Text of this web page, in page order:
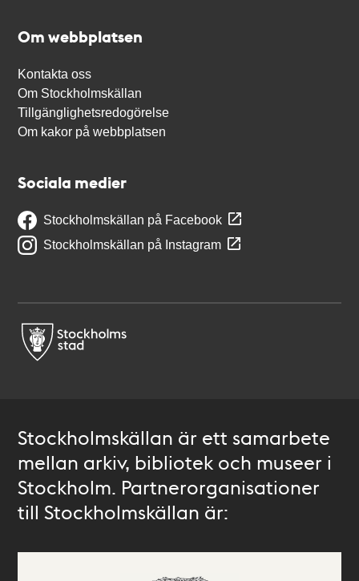
Om webbplatsen
Kontakta oss
Om Stockholmskällan
Tillgänglighetsredogörelse
Om kakor på webbplatsen
Sociala medier
Stockholmskällan på Facebook
Stockholmskällan på Instagram
Stockholmskällan är ett samarbete
mellan arkiv, bibliotek och museer i
Stockholm. Partnerorganisationer
till Stockholmskällan är: